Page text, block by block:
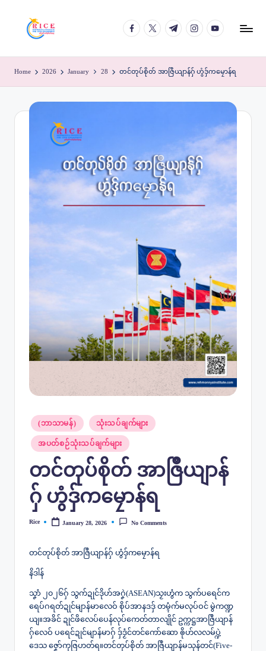
facebook.com
twitter.com
t.me instagram.com
youtube.com
Home 2026 January 28 တင်တုပ်စိုတ် အာဇြဳယျာန်ဂှ် ဟွံဒှ်ကမၠောန်ရ
Posted
in
(ဘာသာမန်) သုံးသပ်ချက်များ
အပတ်စဉ်သုံးသပ်ချက်များ
တင်တုပ်စိုတ် အာဇြဳယျာန်
ဂှ် ဟွံဒှ်ကမၠောန်ရ
Posted
Rice January 28, 2026 No Comments
တင်တုပ်စိုတ် အာဇြဳယျာန်ဂှ် ဟွံဒှ်ကမၠောန်ရ
နိဒါန်
သၞာံ ၂၀၂၆ဂှ် သွက်ဍုင်ဒိုဟ်အဂၞဲ(ASEAN)သၟးဟွံက သွက်ပရေင်က
ရေပ်ဂရတ်ဍုင်မျာန်မာလေဝ် စိုပ်အာနဒဒှ် တမ္ၚံက်မလုပ်ဝင် မွဲကဏ္ဍ
ယျ။အခိင် ဍုင်ဖိလေပ်ပေန်လုပ်ကေတ်တာလျိုင် ဥက္ကဋ္ဌအာဇြဳယျာန်
ဂှ်လေဝ် ပရေင်ဍုင်မျာန်မာဂှ် ဒှ်ဒၟံင်တင်ကော်ဆော ၜိုဟ်လလမ်ပ္ဍဲ
ဒေသ ဇၞော်ကုဇြဟတ်ရ။တင်တုပ်စိုတ် အာဇြဳယျာန်မသုန်တင်(Five-